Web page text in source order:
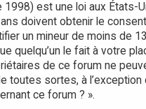
est une loi aux États-
doivent obtenir le
un mineur de moins de
quelqu’un le fait à votre
de ce forum ne
sortes, à
ce forum ? ».